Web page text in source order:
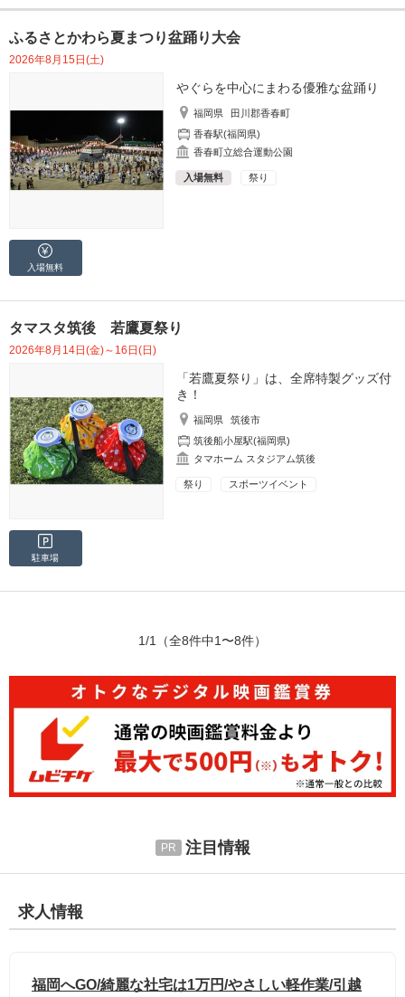
ふるさとかわら夏まつり盆踊り大会
2026年8月15日(土)
やぐらを中心にまわる優雅な盆踊り
福岡県
田川郡香春町
香春駅(福岡県)
香春町立総合運動公園
入場無料 祭り
入場無料
タマスタ筑後 若鷹夏祭り
2026年8月14日(金)～16日(日)
「若鷹夏祭り」は、全席特製グッズ付
き！
福岡県
筑後市
筑後船小屋駅(福岡県)
タマホーム スタジアム筑後
祭り スポーツイベント
駐車場
1/1 （全8件中1〜8件）
注目情報
求人情報
福岡へGO/綺麗な社宅は1万円/やさしい軽作業/引越